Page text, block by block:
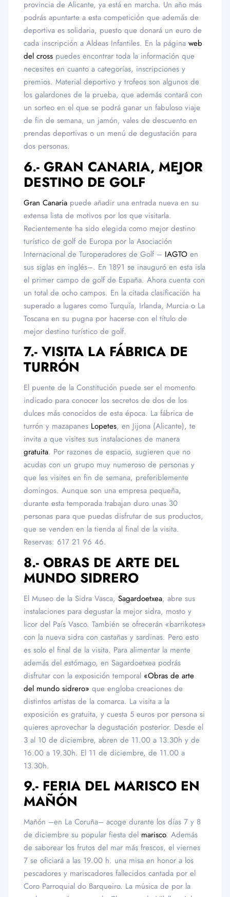
provincia de Alicante, ya está en marcha. Un año más
podrás apuntarte a esta competición que además de
deportiva es solidaria, puesto que donará un euro de
cada inscripción a Aldeas Infantiles. En la página web
del cross puedes encontrar toda la información que
necesites en cuanto a categorías, inscripciones y
premios. Material deportivo y trofeos son algunos de
los galardones de la prueba, que además contará con
un sorteo en el que se podrá ganar un fabuloso viaje
de fin de semana, un jamón, vales de descuento en
prendas deportivas o un menú de degustación para
dos personas.
6.- GRAN CANARIA, MEJOR
DESTINO DE GOLF
Gran Canaria puede añadir una entrada nueva en su
extensa lista de motivos por los que visitarla.
Recientemente ha sido elegida como mejor destino
turístico de golf de Europa por la Asociación
Internacional de Turoperadores de Golf – IAGTO en
sus siglas en inglés–. En 1891 se inauguró en esta isla
el primer campo de golf de España. Ahora cuenta con
un total de ocho campos. En la citada clasificación ha
superado a lugares como Turquía, Irlanda, Murcia o La
Toscana en su pugna por hacerse con el título de
mejor destino turístico de golf.
7.- VISITA LA FÁBRICA DE
TURRÓN
El puente de la Constitución puede ser el momento
indicado para conocer los secretos de dos de los
dulces más conocidos de esta época. La fábrica de
turrón y mazapanes Lopetes, en Jijona (Alicante), te
invita a que visites sus instalaciones de manera
gratuita. Por razones de espacio, sugieren que no
acudas con un grupo muy numeroso de personas y
que les visites en fin de semana, preferiblemente
domingos. Aunque son una empresa pequeña,
durante esta temporada trabajan duro unas 30
personas para que puedas disfrutar de sus productos,
que se venden en la tienda al final de la visita.
Reservas: 617 21 96 46.
8.- OBRAS DE ARTE DEL
MUNDO SIDRERO
El Museo de la Sidra Vasca, Sagardoetxea, abre sus
instalaciones para degustar la mejor sidra, mosto y
licor del País Vasco. También se ofrecerán «barrikotes»
con la nueva sidra con castañas y sardinas. Pero esto
es solo el final de la visita. Para alimentar la mente
además del estómago, en Sagardoetxea podrás
disfrutar con la exposición temporal «Obras de arte
del mundo sidrero» que engloba creaciones de
distintos artistas de la comarca. La visita a la
exposición es gratuita, y cuesta 5 euros por persona si
quieres aprovechar la degustación posterior. Desde el
3 al 10 de diciembre, abren de 11.00 a 13.30h y de
16.00 a 19.30h. El 11 de diciembre, de 11.00 a
13.30h.
9.- FERIA DEL MARISCO EN
MAÑÓN
Mañón –en La Coruña– acoge durante los días 7 y 8
de diciembre su popular fiesta del marisco. Además
de saborear los frutos del mar más frescos, el viernes
7 se oficiará a las 19.00 h. una misa en honor a los
pescadores y mariscadores fallecidos cantada por el
Coro Parroquial do Barqueiro. La música de por la